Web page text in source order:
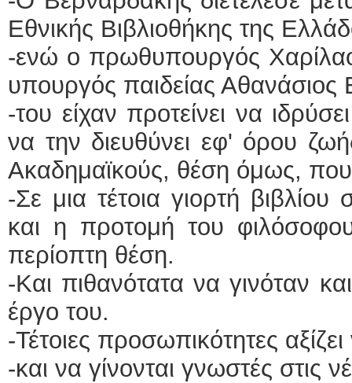
Εθνικής Βιβλιοθήκης της
-ενώ ο πρωθυπουργός
υπουργός παιδείας Αθανάσιος
-του είχαν προτείνει να
να την διευθύνει εφ' όρου
Ακαδημαϊκούς, θέση όμως,
-Σε μια τέτοια γιορτή
και η προτομή του
περίοπτη θέση.
-Και πιθανότατα να γινόταν
έργο του.
-Τέτοιες προσωπικότητες
-και να γίνονται γνωστές στις